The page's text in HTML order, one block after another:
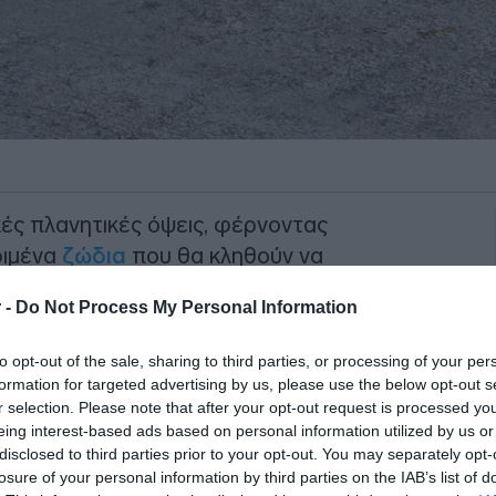
- Do Not Process My Personal Information
opt-out of the sale, sharing to third parties, or processing of your
for targeted advertising by us, please use the below opt-out
selection. Please note that after your opt-out request is processed
interest-based ads based on personal information utilized by us
to third parties prior to your opt-out. You may separately
of your personal information by third parties on the IAB’s list of
πλανητικές όψεις, φέρνοντας
ζώδια που θα κληθούν να
τους
από τον Κρόνοδημιουργεί ένα
τον μήνα αυτόν μια δοκιμασία